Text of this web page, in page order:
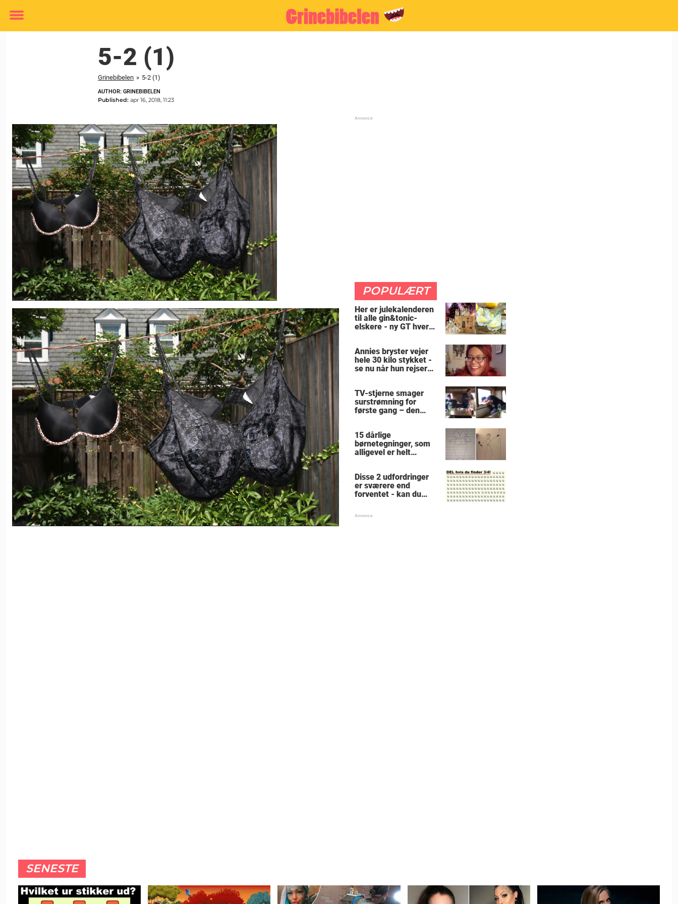
Toggle
5-2 (1)
Grinebibelen » 5-2 (1)
AUTHOR: GRINEBIBELEN
Published: apr 16, 2018, 11:23
POPULÆRT
Her er julekalenderen
til alle gin&tonic-
elskere - ny GT hver
Annies bryster vejer
hele 30 kilo stykket -
se nu når hun rejser
TV-stjerne smager
surstrømning for
første gang – den
skrige af grin
15 dårlige
børnetegninger, som
alligevel er helt
Picasso
Disse 2 udfordringer
er sværere end
forventet - kan du
SENESTE